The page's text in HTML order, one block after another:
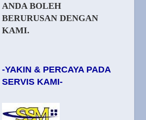
ANDA BOLEH
BERURUSAN DENGAN
KAMI.
-YAKIN & PERCAYA PADA
SERVIS KAMI-